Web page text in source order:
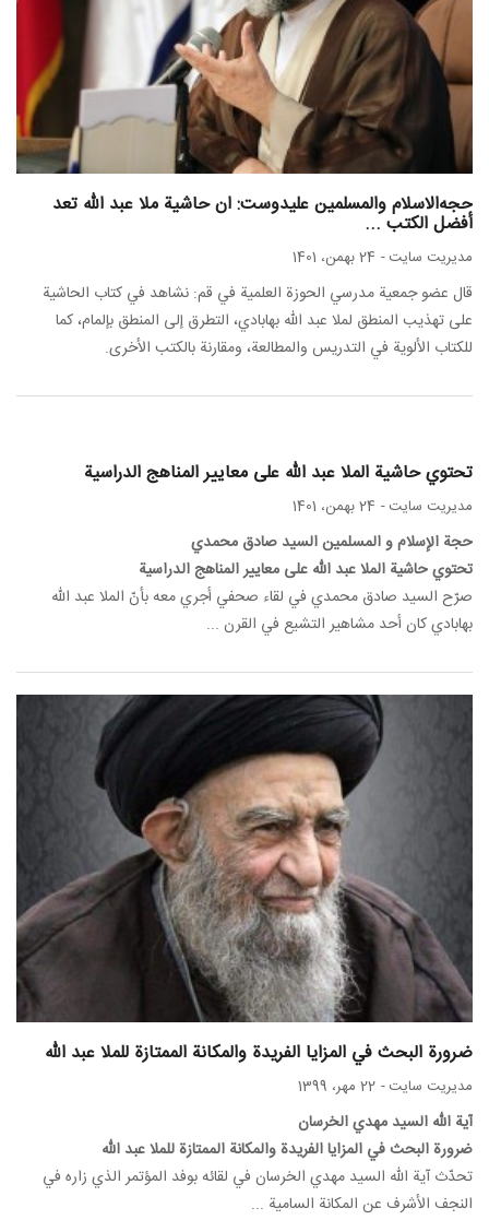
حجه‌الاسلام والمسلمین عليدوست: ان حاشية ملا عبد الله تعد
أفضل الكتب ...
مدیریت سایت- 24 بهمن، 1401
قال عضو جمعية مدرسي الحوزة العلمية في قم: نشاهد في كتاب الحاشية
على تهذيب المنطق لملا عبد الله بهابادي، التطرق إلى المنطق بإلمام، كما
للكتاب الألوية في التدريس والمطالعة، ومقارنة بالكتب الأخرى.
تحتوي حاشية الملا عبد الله على معايير المناهج الدراسية
مدیریت سایت- 24 بهمن، 1401
حجة الإسلام و المسلمين السيد صادق محمدي
تحتوي حاشية الملا عبد الله على معايير المناهج الدراسية
صرّح السيد صادق محمدي في لقاء صحفي أجري معه بأنّ الملا عبد الله
بهابادي كان أحد مشاهير التشيع في القرن ...
ضرورة البحث في المزايا الفريدة والمكانة الممتازة للملا عبد الله
مدیریت سایت- 22 مهر، 1399
آية الله السيد مهدي الخرسان
ضرورة البحث في المزايا الفريدة والمكانة الممتازة للملا عبد الله
تحدّث آية الله السيد مهدي الخرسان في لقائه بوفد المؤتمر الذي زاره في
النجف الأشرف عن المكانة السامية ...